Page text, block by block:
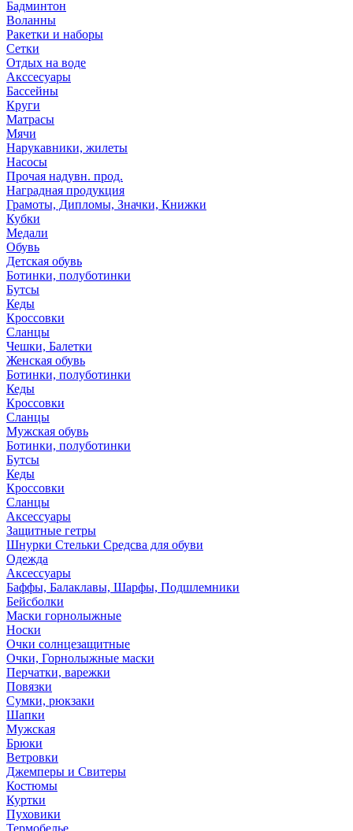
Бадминтон
Воланны
Ракетки и наборы
Сетки
Отдых на воде
Акссесуары
Бассейны
Круги
Матрасы
Мячи
Нарукавники, жилеты
Насосы
Прочая надувн. прод.
Наградная продукция
Грамоты, Дипломы, Значки, Книжки
Кубки
Медали
Обувь
Детская обувь
Ботинки, полуботинки
Бутсы
Кеды
Кроссовки
Сланцы
Чешки, Балетки
Женская обувь
Ботинки, полуботинки
Кеды
Кроссовки
Сланцы
Мужская обувь
Ботинки, полуботинки
Бутсы
Кеды
Кроссовки
Сланцы
Аксессуары
Защитные гетры
Шнурки Стельки Средсва для обуви
Одежда
Аксессуары
Баффы, Балаклавы, Шарфы, Подшлемники
Бейсболки
Маски горнолыжные
Носки
Очки солнцезащитные
Очки, Горнолыжные маски
Перчатки, варежки
Повязки
Сумки, рюкзаки
Шапки
Мужская
Брюки
Ветровки
Джемперы и Свитеры
Костюмы
Куртки
Пуховики
Термобелье